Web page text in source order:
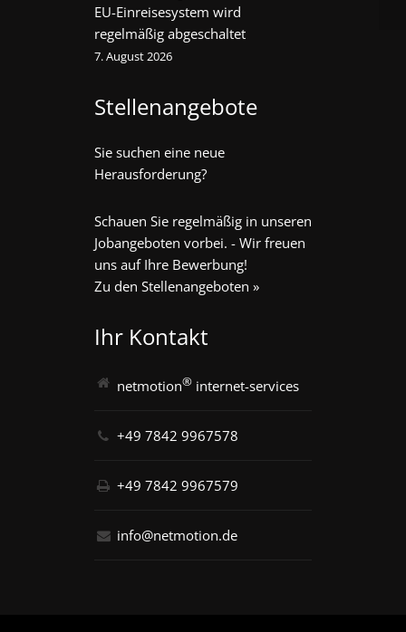
EU-Einreisesystem wird
regelmäßig abgeschaltet
7. August 2026
Stellenangebote
Sie suchen eine neue
Herausforderung?
Schauen Sie regelmäßig in unseren
Jobangeboten vorbei. - Wir freuen
uns auf Ihre Bewerbung!
Zu den Stellenangeboten »
Ihr Kontakt
netmotion® internet-services
+49 7842 9967578
+49 7842 9967579
info@netmotion.de